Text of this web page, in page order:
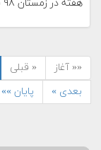
هفته در زمستان ۹۸ برگزار خواهد شد.
«« آغاز « قبلی
بعدی »
پایان »»